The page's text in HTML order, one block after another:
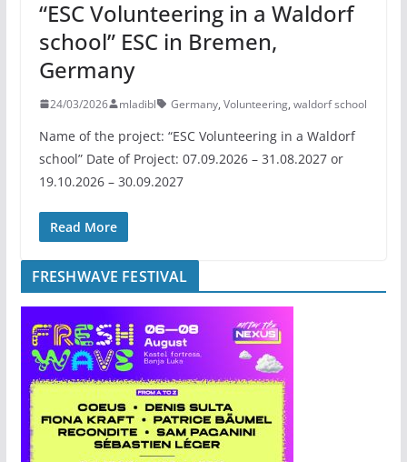
“ESC Volunteering in a Waldorf
school” ESC in Bremen,
Germany
24/03/2026 mladibl Germany, Volunteering, waldorf school
Name of the project: “ESC Volunteering in a Waldorf
school” Date of Project: 07.09.2026 – 31.08.2027 or
19.10.2026 – 30.09.2027
Read More
FRESHWAVE FESTIVAL